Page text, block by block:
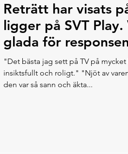
Reträtt har visats
ligger på SVT Play.
glada för
"Det bästa jag sett på TV på
insiktsfullt och roligt." "Njöt av varenda sekund eftersom
den var så sann och äkta...